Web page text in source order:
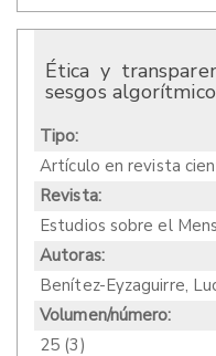
Ética y
sesgos
Tipo:
Artículo en revista
Revista:
Estudios sobre el
Autoras:
Benítez-Eyzaguirre,
Volumen/número:
25 (3)